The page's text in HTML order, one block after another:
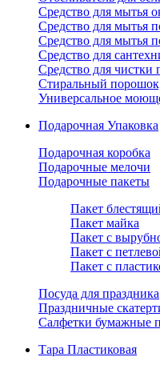
Средство для мытья
Средство для мытья
Средство для мытья
Средство для
Средство для чистки
Стиральный
Универсальное
Подарочная Упаковка
Подарочная коробка
Подарочные мелочи
Подарочные пакеты
Пакет
Пакет майка
Пакет с
Пакет с
Пакет с
Посуда для праздника
Праздничные
Салфетки бумажные
Тара Пластиковая